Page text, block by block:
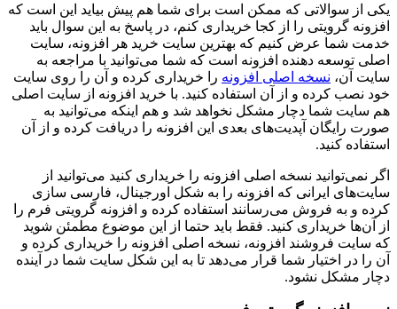
یکی از سوالاتی که ممکن است برای شما هم پیش بیاید این است که
افزونه گرویتی را از کجا خریداری کنم، در پاسخ به این سوال باید
خدمت شما عرض کنیم که بهترین سایت خرید هر افزونه، سایت
اصلی توسعه دهنده افزونه است که شما می‌توانید با مراجعه به
سایت آن، نسخه اصلی افزونه را خریداری کرده و آن را روی سایت
خود نصب کرده و از آن استفاده کنید. با خرید افزونه از سایت اصلی
هم سایت شما دچار مشکل نخواهد شد و هم اینکه می‌توانید به
صورت رایگان آپدیت‌های بعدی این افزونه را دریافت کرده و از آن
استفاده کنید.
اگر نمی‌توانید نسخه اصلی افزونه را خریداری کنید می‌توانید از
سایت‌های ایرانی که افزونه را به شکل اورجینال، فارسی سازی
کرده و به فروش می‌رسانند استفاده کرده و افزونه گرویتی فرم را
از آن‌ها خریداری کنید. فقط باید حتما از این موضوع مطمئن شوید
که سایت فروشند افزونه، نسخه اصلی افزونه را خریداری کرده و
آن را در اختیار شما قرار می‌دهد تا به این شکل سایت شما در آینده
دچار مشکل نشود.